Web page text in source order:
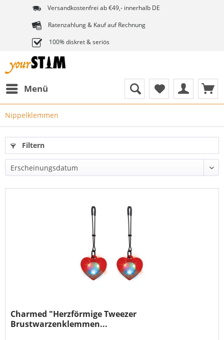
Versandkostenfrei ab €49,- innerhalb DE
Ratenzahlung & Kauf auf Rechnung
100% diskret & seriös
Menü
Nippelklemmen
Filtern
Charmed "Herzförmige Tweezer
Brustwarzenklemmen...